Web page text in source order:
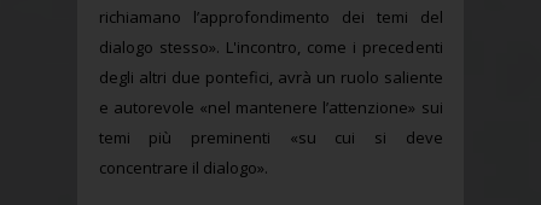
richiamano l’approfondimento dei temi del
dialogo stesso». L'incontro, come i precedenti
degli altri due pontefici, avrà un ruolo saliente
e autorevole «nel mantenere l’attenzione» sui
temi più preminenti «su cui si deve
concentrare il dialogo».